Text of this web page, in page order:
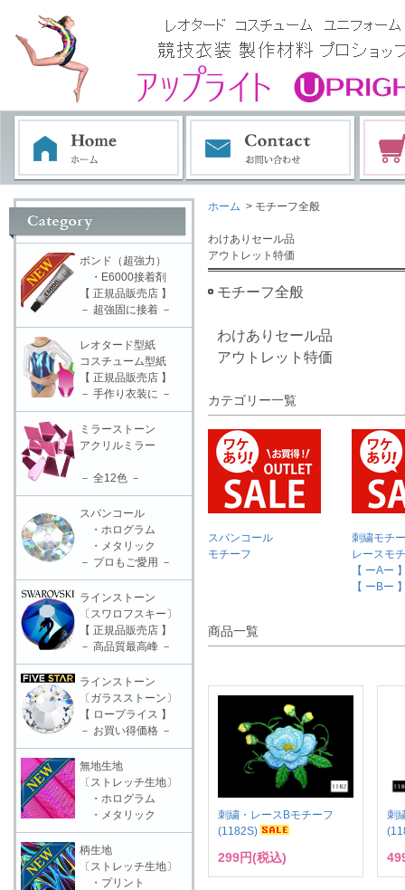
ホーム > モチーフ全般
わけありセール品
アウトレット特価
モチーフ全般
わけありセール品
アウトレット特価
カテゴリー一覧
スパンコール
モチーフ
刺繍モチ
レースモ
【 ーAー
【 ーBー
商品一覧
刺繍・レースBモチーフ
(1182S)
299円(税込)
刺
ボンド（超強力）
・E6000接着剤
【 正規品販売店 】
－ 超強固に接着 －
レオタード型紙
コスチューム型紙
【 正規品販売店 】
－ 手作り衣装に －
ミラーストーン
アクリルミラー
－ 全12色 －
スパンコール
・ホログラム
・メタリック
－ プロもご愛用 －
ラインストーン
〔スワロフスキー〕
【 正規品販売店 】
－ 高品質最高峰 －
ラインストーン
〔ガラスストーン〕
【 ロープライス 】
－ お買い得価格 －
無地生地
〔ストレッチ生地〕
・ホログラム
・メタリック
柄生地
〔ストレッチ生地〕
・プリント